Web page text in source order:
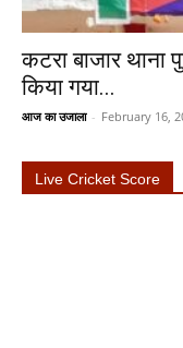
कटरा बाजार थाना
किया गया...
आज का उजाला - February 16,
Live Cricket Score